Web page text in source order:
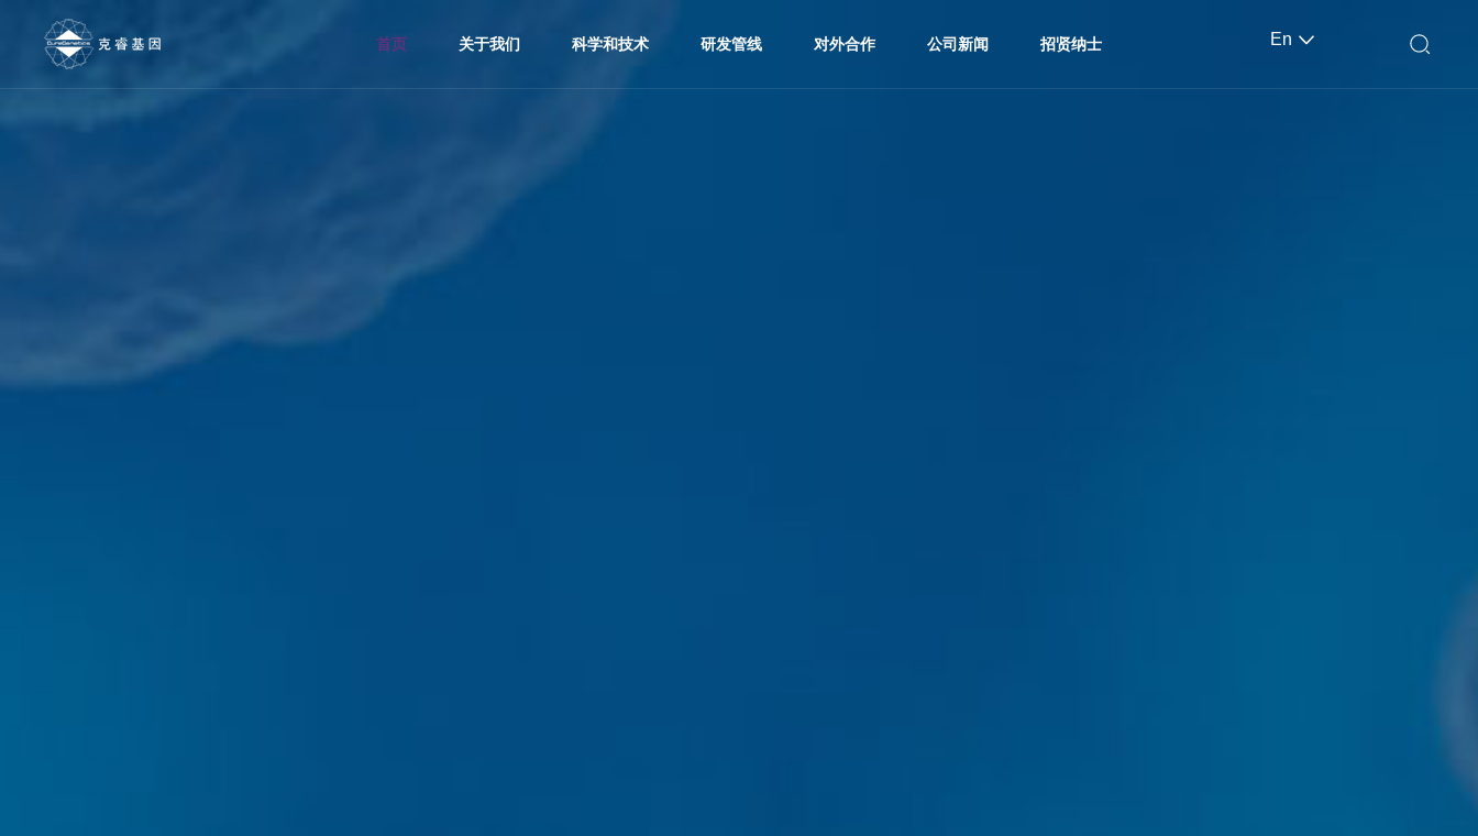
首页 关于我们 科学和技术 研发管线 对外合作 公司新闻 招贤纳士 En